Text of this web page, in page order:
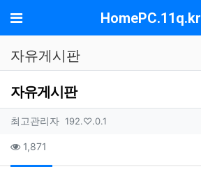
메뉴 HomePC.11q.kr
자유게시판
자유게시판
작성자 정보
최고관리자작성
192.♡.0.1아이피
컨텐츠 정보
1,871